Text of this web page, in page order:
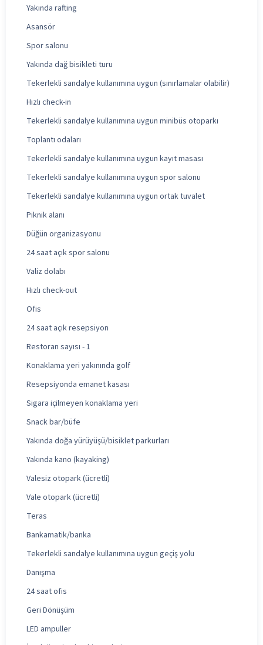
Yakında rafting
Asansör
Spor salonu
Yakında dağ bisikleti turu
Tekerlekli sandalye kullanımına uygun (sınırlamalar olabilir)
Hızlı check-in
Tekerlekli sandalye kullanımına uygun minibüs otoparkı
Toplantı odaları
Tekerlekli sandalye kullanımına uygun kayıt masası
Tekerlekli sandalye kullanımına uygun spor salonu
Tekerlekli sandalye kullanımına uygun ortak tuvalet
Piknik alanı
Düğün organizasyonu
24 saat açık spor salonu
Valiz dolabı
Hızlı check-out
Ofis
24 saat açık resepsiyon
Restoran sayısı - 1
Konaklama yeri yakınında golf
Resepsiyonda emanet kasası
Sigara içilmeyen konaklama yeri
Snack bar/büfe
Yakında doğa yürüyüşü/bisiklet parkurları
Yakında kano (kayaking)
Valesiz otopark (ücretli)
Vale otopark (ücretli)
Teras
Bankamatik/banka
Tekerlekli sandalye kullanımına uygun geçiş yolu
Danışma
24 saat ofis
Geri Dönüşüm
LED ampuller